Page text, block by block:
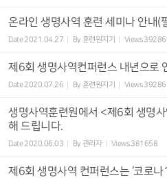
온라인 생명사역 훈련 세미나 안내(
Date 2021.04.27 By 훈련원지기 Views
제6회 생명사역컨퍼런스 내년으로
Date 2020.07.26 By 훈련원지기 Views
생명사역훈련원에서 <제6회 생명
해 드립니다.
Date 2020.06.03 By 관리자 Views 381658
제6회 생명사역 컨퍼런스는 ‘코로